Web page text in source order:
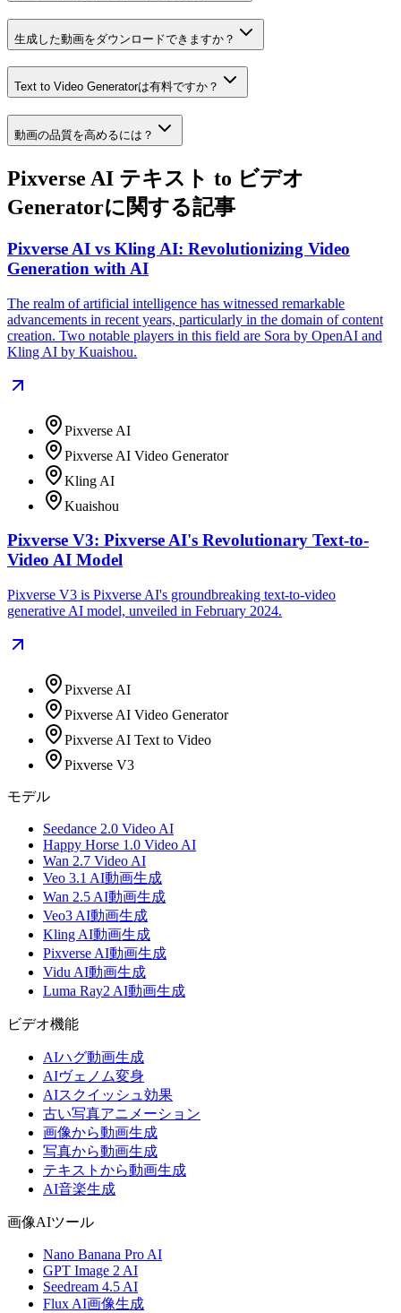
生成した動画をダウンロードできますか？
Text to Video Generatorは有料ですか？
動画の品質を高めるには？
Pixverse AI テキスト to ビデオ
Generatorに関する記事
Pixverse AI vs Kling AI: Revolutionizing Video
Generation with AI
The realm of artificial intelligence has witnessed remarkable
advancements in recent years, particularly in the domain of content
creation. Two notable players in this field are Sora by OpenAI and
Kling AI by Kuaishou.
Pixverse AI
Pixverse AI Video Generator
Kling AI
Kuaishou
Pixverse V3: Pixverse AI's Revolutionary Text-to-
Video AI Model
Pixverse V3 is Pixverse AI's groundbreaking text-to-video
generative AI model, unveiled in February 2024.
Pixverse AI
Pixverse AI Video Generator
Pixverse AI Text to Video
Pixverse V3
モデル
Seedance 2.0 Video AI
Happy Horse 1.0 Video AI
Wan 2.7 Video AI
Veo 3.1 AI動画生成
Wan 2.5 AI動画生成
Veo3 AI動画生成
Kling AI動画生成
Pixverse AI動画生成
Vidu AI動画生成
Luma Ray2 AI動画生成
ビデオ機能
AIハグ動画生成
AIヴェノム変身
AIスクイッシュ効果
古い写真アニメーション
画像から動画生成
写真から動画生成
テキストから動画生成
AI音楽生成
画像AIツール
Nano Banana Pro AI
GPT Image 2 AI
Seedream 4.5 AI
Flux AI画像生成